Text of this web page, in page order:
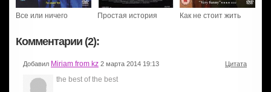
Все или ничего Простая история Как не стоит жить
Комментарии (2):
Добавил Miriam from kz 2 марта 2014 19:13 Цитата
the best of the best